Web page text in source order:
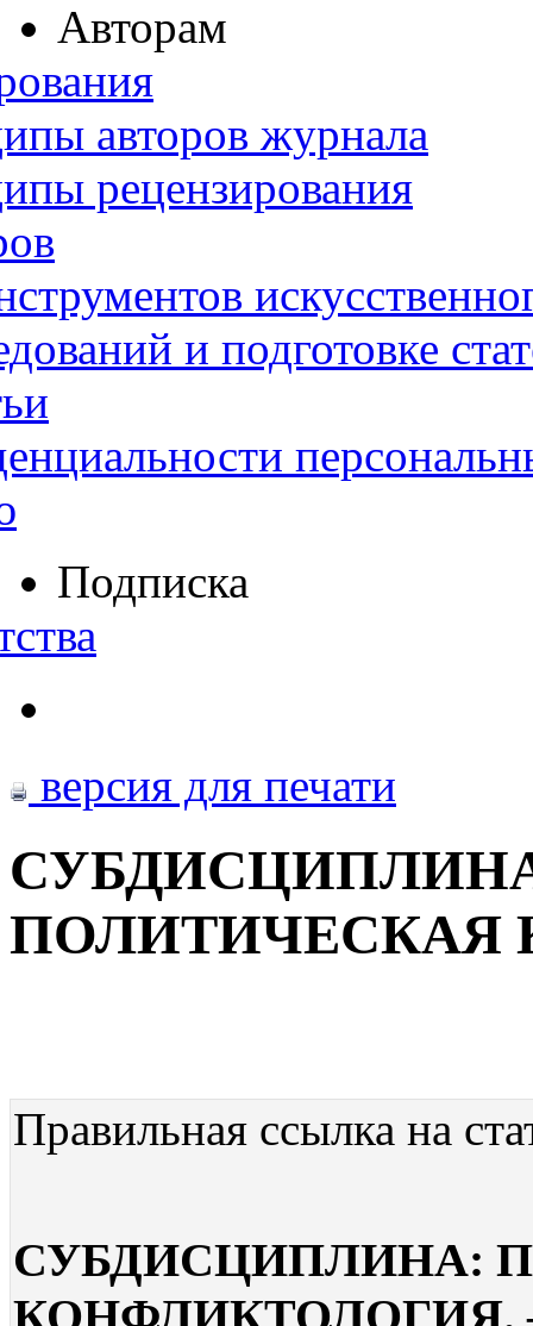
Авторам
авторов журнала
рецензирования
и подготовке
Подписка
версия для печати
ПОЛИТИЧЕСКАЯ
Правильная ссылка на
СУБДИСЦИПЛИНА: